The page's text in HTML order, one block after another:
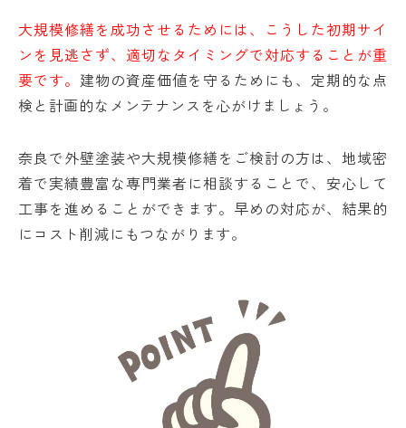
大規模修繕を成功させるためには、こうした初期サイ
ンを見逃さず、適切なタイミングで対応することが重
要です。 建物の資産価値を守るためにも、定期的な点
検と計画的なメンテナンスを心がけましょう。
奈良で外壁塗装や大規模修繕をご検討の方は、地域密
着で実績豊富な専門業者に相談することで、安心して
工事を進めることができます。早めの対応が、結果的
にコスト削減にもつながります。